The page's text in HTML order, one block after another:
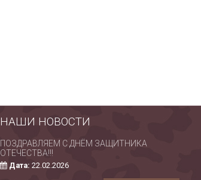
НАШИ НОВОСТИ
ПОЗДРАВЛЯЕМ С ДНЁМ ЗАЩИТНИКА
ОТЕЧЕСТВА!!!
Дата: 22.02.2026